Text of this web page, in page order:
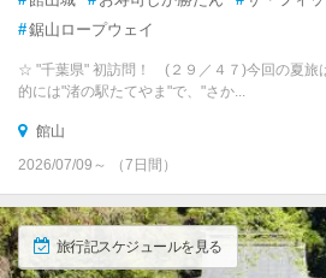
#鋸山ロープウェイ
☆ "千葉県" 初訪問！ (２９／４７)今回の夏旅
的には"渚の駅たてやま"で、"さか...
館山
2026/07/09～ （7日間）
旅行記スケジュールを見る